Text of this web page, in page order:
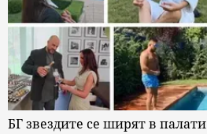
БГ звездите се ширят в палати